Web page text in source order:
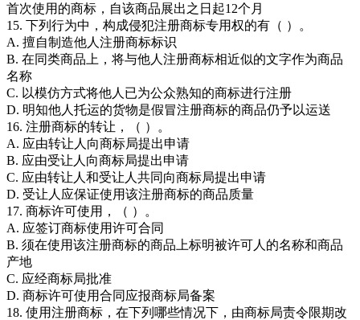
首次使用的商标，自该商品展出之日起12个月
15. 下列行为中，构成侵犯注册商标专用权的有（ ）。
A. 擅自制造他人注册商标标识
B. 在同类商品上，将与他人注册商标相近似的文字作为商品
名称
C. 以模仿方式将他人已为公众熟知的商标进行注册
D. 明知他人托运的货物是假冒注册商标的商品仍予以运送
16. 注册商标的转让，（ ）。
A. 应由转让人向商标局提出申请
B. 应由受让人向商标局提出申请
C. 应由转让人和受让人共同向商标局提出申请
D. 受让人应保证使用该注册商标的商品质量
17. 商标许可使用，（ ）。
A. 应签订商标使用许可合同
B. 须在使用该注册商标的商品上标明被许可人的名称和商品
产地
C. 应经商标局批准
D. 商标许可使用合同应报商标局备案
18. 使用注册商标，在下列哪些情况下，由商标局责令限期改